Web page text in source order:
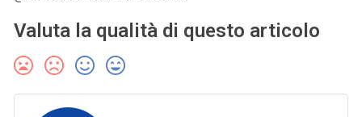
Valuta la qualità di questo articolo